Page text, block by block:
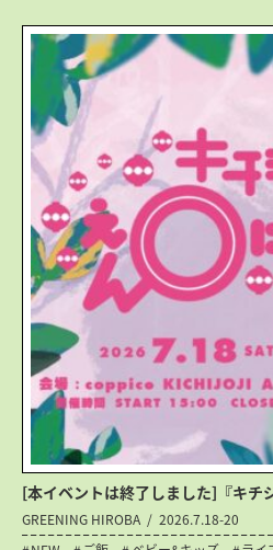
[本イベントは終了しました]『キチ
GREENING HIROBA
2026.7.18-20